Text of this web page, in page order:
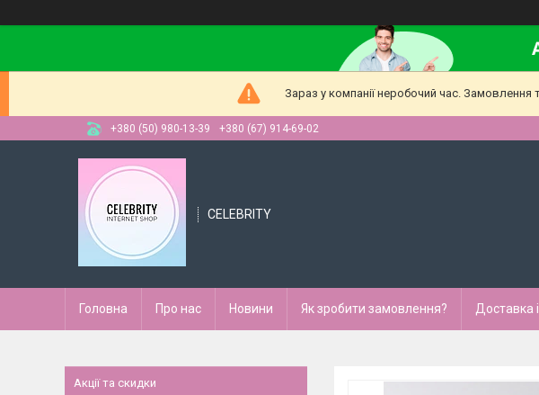
Зараз у компанії неробочий час.
+380 (50) 980-13-39 +380 (67) 914-69-02
CELEBRITY
Головна Про нас Новини Як зробити замовлення? Доставка
Акції та скидки